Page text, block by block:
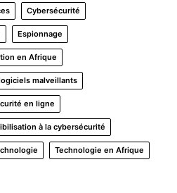
Cybersécurité
Espionnage
en Afrique
malveillants
en ligne
à la cybersécurité
Technologie en Afrique